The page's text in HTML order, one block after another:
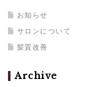
お知らせ
サロンについて
髪質改善
Archive